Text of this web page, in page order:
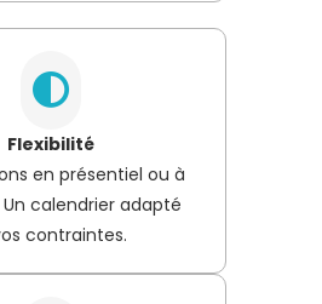
Flexibilité
en présentiel ou à
calendrier adapté
contraintes.